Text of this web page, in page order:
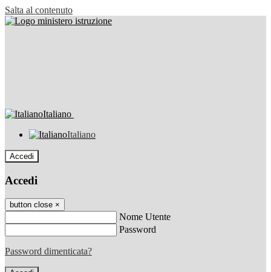
Salta al contenuto
Italiano
Italiano
Accedi
Accedi
button close ×
Nome Utente
Password
Password dimenticata?